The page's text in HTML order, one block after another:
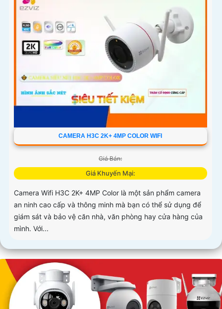
CAMERA H3C 2K+ 4MP COLOR WIFI
Giá Bán:
Giá Khuyến Mại:
Camera Wifi H3C 2K+ 4MP Color là một sản phẩm camera
an ninh cao cấp và thông minh mà bạn có thể sử dụng để
giám sát và bảo vệ căn nhà, văn phòng hay cửa hàng của
mình. Với...